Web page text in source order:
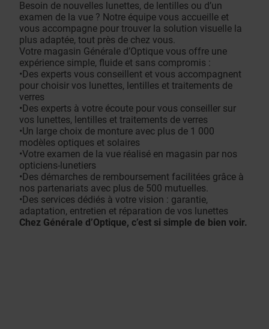
Besoin de nouvelles lunettes, de lentilles ou d’un
examen de la vue ? Notre équipe vous accueille et
vous accompagne pour trouver la solution visuelle la
plus adaptée, tout près de chez vous.
Votre magasin Générale d’Optique vous offre une
expérience simple, fluide et sans compromis :
•Des experts vous conseillent et vous accompagnent
pour choisir vos lunettes, lentilles et traitements de
verres
•Des experts à votre écoute pour vous conseiller sur
vos lunettes, lentilles et traitements de verres
•Un large choix de monture avec plus de 1 000
modèles optiques et solaires
•Votre examen de la vue réalisé en magasin par nos
opticiens-lunetiers
•Des démarches de remboursement facilitées grâce à
nos partenariats avec plus de 500 mutuelles.
•Des services dédiés à votre vision : garantie,
adaptation, entretien et réparation de vos lunettes
Chez Générale d’Optique, c’est si simple de bien voir.